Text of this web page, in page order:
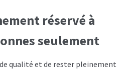
réservé à
seulement
qualité et de rester pleinement